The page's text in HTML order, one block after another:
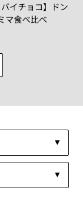
イチョコ】ドン
マ食べ比べ